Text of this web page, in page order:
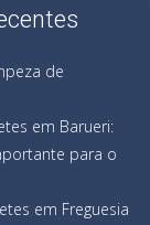
de
em Barueri:
para o
em Freguesia